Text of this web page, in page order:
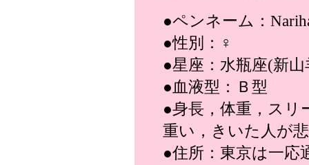
●ペンネーム：
●性別：♀
●星座：水瓶座(新山
●血液型：Ｂ型
●身長，体重，ス
重い，きいた人が
●住所：東京は一応